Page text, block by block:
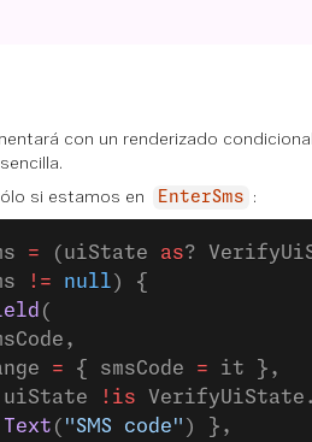
con un renderizado
si estamos en
EnterSms :
= (uiState as?
!= null ) {
(
= { smsCode = it },
uiState !is
Text ( "SMS code" ) },